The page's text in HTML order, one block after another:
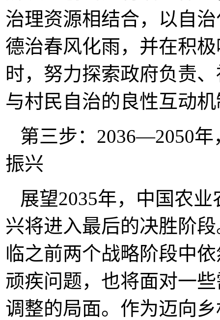
治理资源相结合，以自
德治春风化雨，并在积
时，努力探索政府负责
与村民自治的良性互动
第三步：2036—2050
振兴
展望2035年，中国农
兴将进入最后的决胜阶
临之前两个战略阶段中
顽疾问题，也将面对一
调整的局面。作为迈向